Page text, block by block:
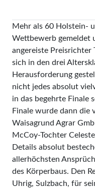
Mehr als 60 Holstein-
Wettbewerb gemeldet
angereiste Preisrichter
sich in den drei
Herausforderung
nicht jedes absolut
in das begehrte Finale
Finale wurde dann die
Waisagrund Agrar
McCoy-Tochter
Details absolut
allerhöchsten
des Körperbaus. Den
Uhrig, Sulzbach, für